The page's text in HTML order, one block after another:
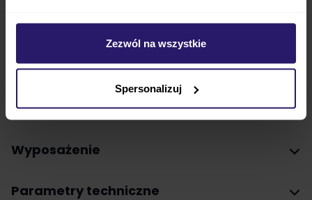
Zezwól na wszystkie
Spersonalizuj
Meadow Blossom,
Pebble Green,
Tidemark Drops.
Wyposażenie
Parametry techniczne